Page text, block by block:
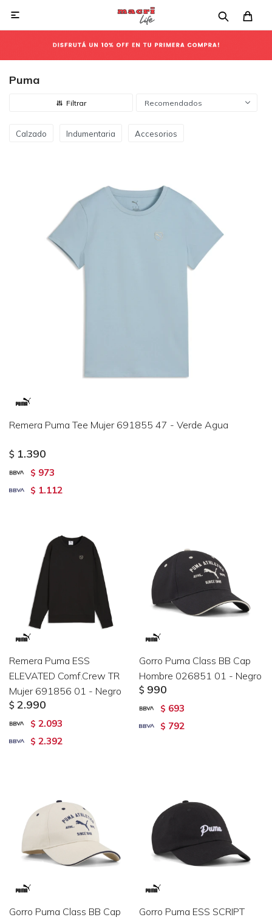

Puma
Recomendados
Calzado Indumentaria Accesorios
Remera Puma Tee Mujer 691855 47 - Verde Agua
$ 1.390
$ 973
$ 1.112
Remera Puma ESS
ELEVATED Comf.Crew TR
Mujer 691856 01 - Negro
$ 2.990
$ 2.093
$ 2.392
Gorro Puma Class BB Cap
Hombre 026851 01 - Negro
$ 990
$ 693
$ 792
Gorro Puma Class BB Cap
Gorro Puma ESS SCRIPT